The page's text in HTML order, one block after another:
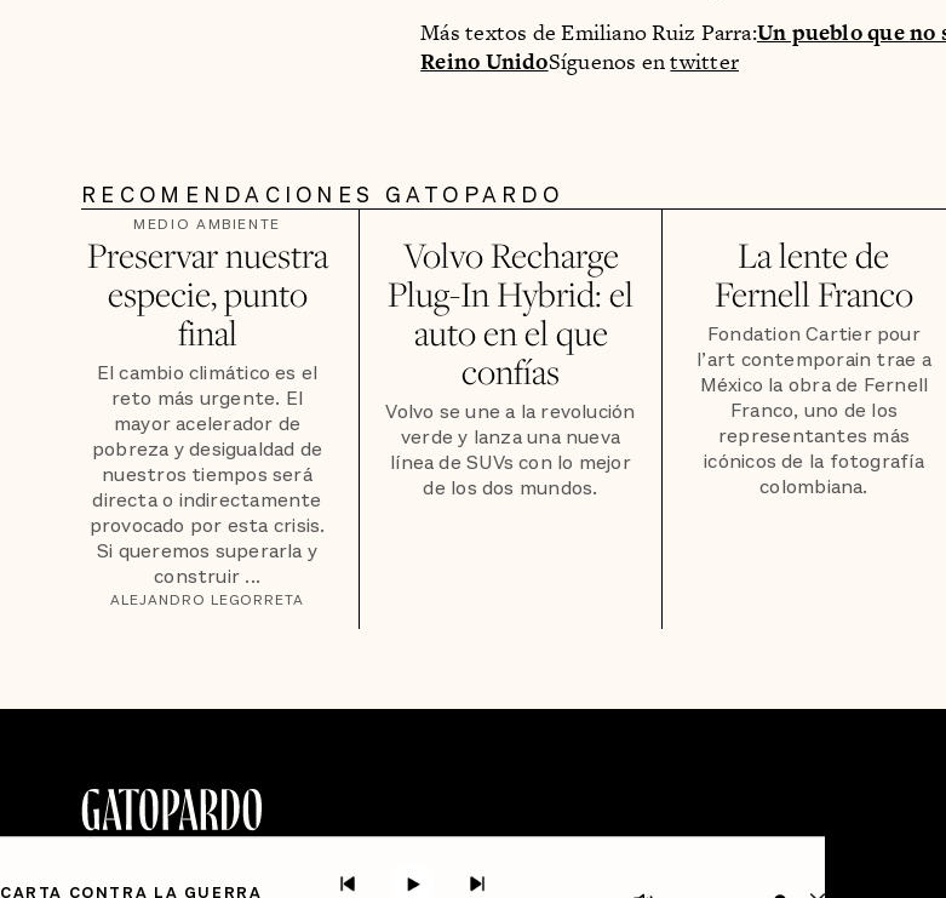
Más textos de Emiliano Ruiz Parra:Un pueblo que no
Reino UnidoSíguenos entwitter
RECOMENDACIONES GATOPARDO
MEDIO AMBIENTE
Preservar nuestra
especie, punto
final
El cambio climático es el
reto más urgente. El
mayor acelerador de
pobreza y desigualdad de
nuestros tiempos será
directa o indirectamente
provocado por esta crisis.
Si queremos superarla y
construir ...
ALEJANDRO LEGORRETA
Volvo Recharge
Plug-In Hybrid: el
auto en el que
confías
Volvo se une a la revolución
verde y lanza una nueva
línea de SUVs con lo mejor
de los dos mundos.
La lente de
Fernell Franco
Fondation Cartier pour
l’art contemporain trae a
México la obra de Fernell
Franco, uno de los
representantes más
icónicos de la fotografía
colombiana.
CARTA CONTRA LA GUERRA